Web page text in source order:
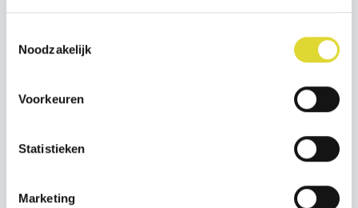
Noodzakelijk
Voorkeuren
Statistieken
Marketing
Website Eetcafé 't Hartje